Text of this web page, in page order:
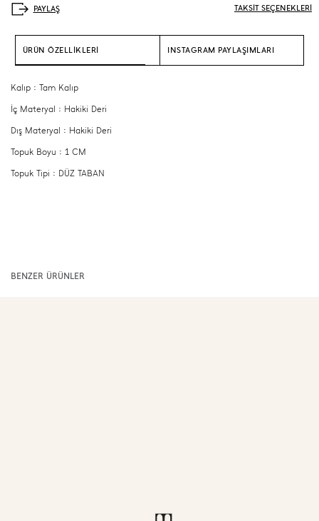
TAKSİT SEÇENEKLERİ
ÜRÜN ÖZELLİKLERİ INSTAGRAM PAYLAŞIMLARI
Kalıp : Tam Kalıp
İç Materyal : Hakiki Deri
Dış Materyal : Hakiki Deri
Topuk Boyu : 1 CM
Topuk Tipi : DÜZ TABAN
BENZER ÜRÜNLER